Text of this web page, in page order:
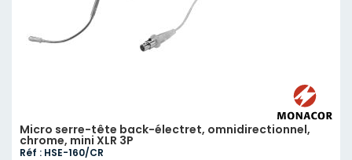
Micro serre-tête back-électret, omnidirectionnel,
chrome, mini XLR 3P
Réf : HSE-160/CR